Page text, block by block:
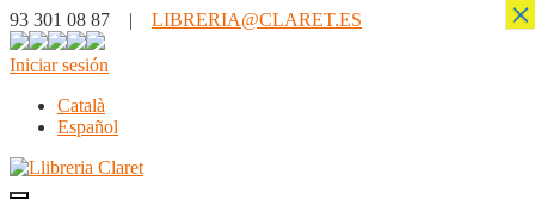
93 301 08 87 | LIBRERIA@CLARET.ES
Iniciar sesión
Català
Español
×